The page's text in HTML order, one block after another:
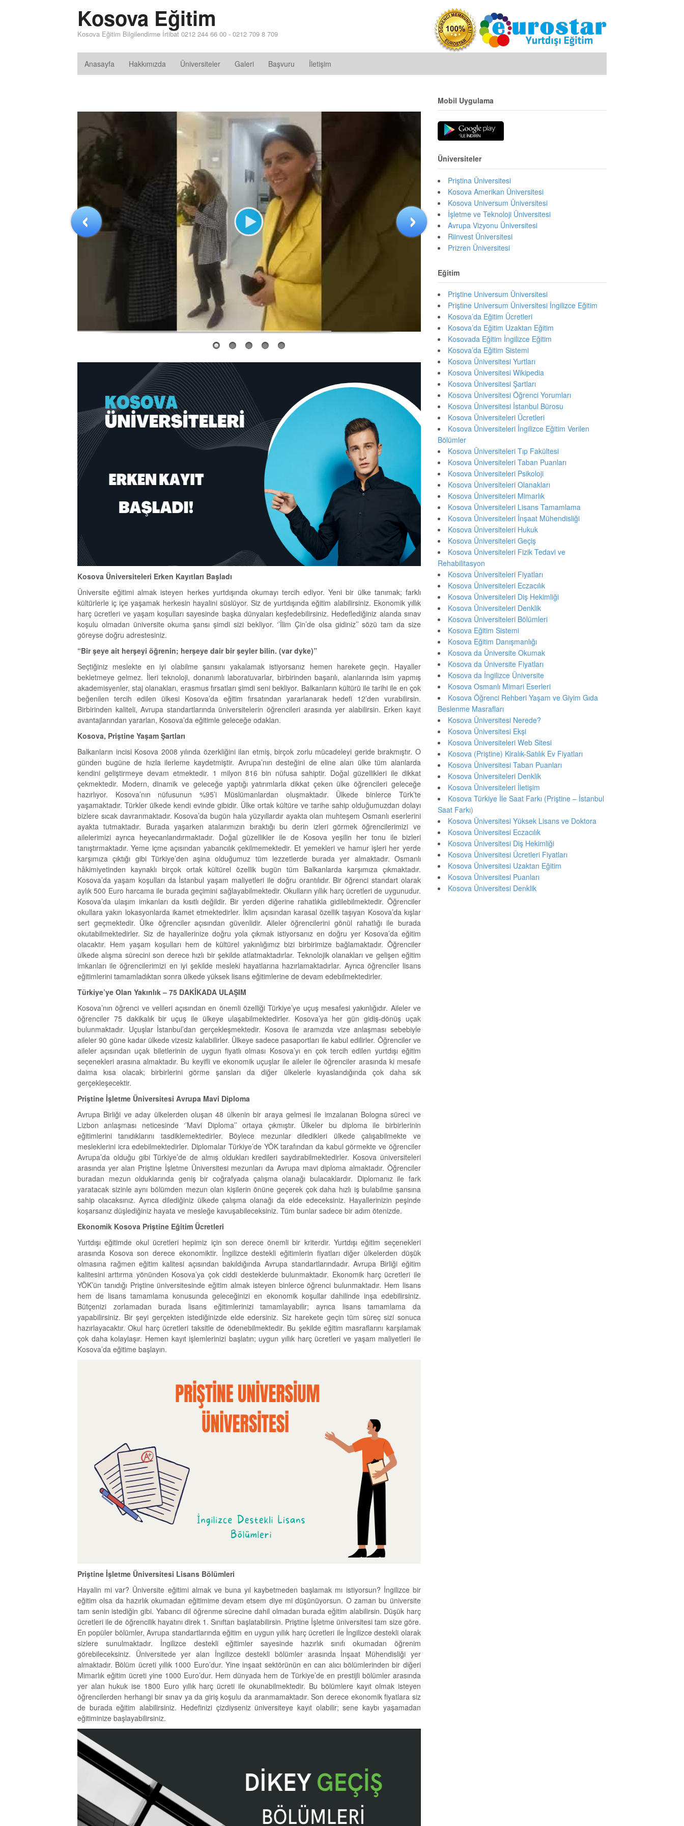
Kosova Eğitim
Kosova Eğitim Bilgilendirme İrtibat 0212 244 66 00 - 0212 709 8 709
Anasayfa Hakkımızda Üniversiteler Galeri Başvuru İletişim
Kosova Üniversiteleri Erken Kayıtları Başladı
Üniversite eğitimi almak isteyen herkes yurtdışında okumayı tercih ediyor. Yeni bir ülke tanımak; farklı
kültürlerle iç içe yaşamak herkesin hayalini süslüyor. Siz de yurtdışında eğitim alabilirsiniz. Ekonomik yıllık
harç ücretleri ve yaşam koşulları sayesinde başka dünyaları keşfedebilirsiniz. Hedeflediğiniz alanda sınav
koşulu olmadan üniversite okuma şansı şimdi sizi bekliyor. ‘’İlim Çin’de olsa gidiniz’’ sözü tam da size
göreyse doğru adrestesiniz.
“Bir şeye ait herşeyi öğrenin; herşeye dair bir şeyler bilin. (var dyke)”
Seçtiğiniz meslekte en iyi olabilme şansını yakalamak istiyorsanız hemen harekete geçin. Hayaller
bekletmeye gelmez. İleri teknoloji, donanımlı laboratuvarlar, birbirinden başarılı, alanlarında isim yapmış
akademisyenler, staj olanakları, erasmus fırsatları şimdi seni bekliyor. Balkanların kültürü ile tarihi ile en çok
beğenilen tercih edilen ülkesi Kosova’da eğitim fırsatından yararlanarak hedefi 12’den vurabilirsin.
Birbirinden kaliteli, Avrupa standartlarında üniversitelerin öğrencileri arasında yer alabilirsin. Erken kayıt
avantajlarından yararlan, Kosova’da eğitimle geleceğe odaklan.
Kosova, Priştine Yaşam Şartları
Balkanların incisi Kosova 2008 yılında özerkliğini ilan etmiş, birçok zorlu mücadeleyi geride bırakmıştır. O
günden bugüne de hızla ilerleme kaydetmiştir. Avrupa’nın desteğini de eline alan ülke tüm alanlarda
kendini geliştirmeye devam etmektedir. 1 milyon 816 bin nüfusa sahiptir. Doğal güzellikleri ile dikkat
çekmektedir. Modern, dinamik ve geleceğe yaptığı yatırımlarla dikkat çeken ülke öğrencileri geleceğe
hazırlıyor. Kosova’nın nüfusunun %95’i Müslümanlardan oluşmaktadır. Ülkede binlerce Türk’te
yaşamaktadır. Türkler ülkede kendi evinde gibidir. Ülke ortak kültüre ve tarihe sahip olduğumuzdan dolayı
bizlere sıcak davranmaktadır. Kosova’da bugün hala yüzyıllardır ayakta olan muhteşem Osmanlı eserlerini
ayakta tutmaktadır. Burada yaşarken atalarımızın bıraktığı bu derin izleri görmek öğrencilerimizi ve
ailelerimizi ayrıca heyecanlandırmaktadır. Doğal güzellikler ile de Kosova yeşilin her tonu ile bizleri
tanıştırmaktadır. Yeme içme açısından yabancılık çekilmemektedir. Et yemekleri ve hamur işleri her yerde
karşımıza çıktığı gibi Türkiye’den aşina olduğumuz tüm lezzetlerde burada yer almaktadır. Osmanlı
hâkimiyetinden kaynaklı birçok ortak kültürel özellik bugün tüm Balkanlarda karşımıza çıkmaktadır.
Kosova’da yaşam koşulları da İstanbul yaşam maliyetleri ile doğru orantılıdır. Bir öğrenci standart olarak
aylık 500 Euro harcama ile burada geçimini sağlayabilmektedir. Okulların yıllık harç ücretleri de uygunudur.
Kosova’da ulaşım imkanları da kısıtlı değildir. Bir yerden diğerine rahatlıkla gidilebilmektedir. Öğrenciler
okullara yakın lokasyonlarda ikamet etmektedirler. İklim açısından karasal özellik taşıyan Kosova’da kışlar
sert geçmektedir. Ülke öğrenciler açısından güvenlidir. Aileler öğrencilerini gönül rahatlığı ile burada
okutabilmektedirler. Siz de hayallerinize doğru yola çıkmak istiyorsanız en doğru yer Kosova’da eğitim
olacaktır. Hem yaşam koşulları hem de kültürel yakınlığımız bizi birbirimize bağlamaktadır. Öğrenciler
ülkede alışma sürecini son derece hızlı bir şekilde atlatmaktadırlar. Teknolojik olanakları ve gelişen eğitim
imkanları ile öğrencilerimizi en iyi şekilde mesleki hayatlarına hazırlamaktadırlar. Ayrıca öğrenciler lisans
eğitimlerini tamamladıktan sonra ülkede yüksek lisans eğitimlerine de devam edebilmektedirler.
Türkiye’ye Olan Yakınlık – 75 DAKİKADA ULAŞIM
Kosova’nın öğrenci ve velileri açısından en önemli özelliği Türkiye’ye uçuş mesafesi yakınlığıdır. Aileler ve
öğrenciler 75 dakikalık bir uçuş ile ülkeye ulaşabilmektedirler. Kosova’ya her gün gidiş-dönüş uçak
bulunmaktadır. Uçuşlar İstanbul’dan gerçekleşmektedir. Kosova ile aramızda vize anlaşması sebebiyle
aileler 90 güne kadar ülkede vizesiz kalabilirler. Ülkeye sadece pasaportları ile kabul edilirler. Öğrenciler ve
aileler açısından uçak biletlerinin de uygun fiyatlı olması Kosova’yı en çok tercih edilen yurtdışı eğitim
seçenekleri arasına almaktadır. Bu keyifli ve ekonomik uçuşlar ile aileler ile öğrenciler arasında ki mesafe
daima kısa olacak; birbirlerini görme şansları da diğer ülkelerle kıyaslandığında çok daha sık
gerçekleşecektir.
Priştine İşletme Üniversitesi Avrupa Mavi Diploma
Avrupa Birliği ve aday ülkelerden oluşan 48 ülkenin bir araya gelmesi ile imzalanan Bologna süreci ve
Lizbon anlaşması neticesinde ‘’Mavi Diploma’’ ortaya çıkmıştır. Ülkeler bu diploma ile birbirlerinin
eğitimlerini tanıdıklarını tasdiklemektedirler. Böylece mezunlar diledikleri ülkede çalışabilmekte ve
mesleklerini icra edebilmektedirler. Diplomalar Türkiye’de YÖK tarafından da kabul görmekte ve öğrenciler
Avrupa’da olduğu gibi Türkiye’de de almış oldukları kredileri saydırabilmektedirler. Kosova üniversiteleri
arasında yer alan Priştine İşletme Üniversitesi mezunları da Avrupa mavi diploma almaktadır. Öğrenciler
buradan mezun olduklarında geniş bir coğrafyada çalışma olanağı bulacaklardır. Diplomanız ile fark
yaratacak sizinle aynı bölümden mezun olan kişilerin önüne geçerek çok daha hızlı iş bulabilme şansına
sahip olacaksınız. Ayrıca dilediğiniz ülkede çalışma olanağı da elde edeceksiniz. Hayallerinizin peşinde
koşarsanız düşlediğiniz hayata ve mesleğe kavuşabileceksiniz. Tüm bunlar sadece bir adım ötenizde.
Ekonomik Kosova Priştine Eğitim Ücretleri
Yurtdışı eğitimde okul ücretleri hepimiz için son derece önemli bir kriterdir. Yurtdışı eğitim seçenekleri
arasında Kosova son derece ekonomiktir. İngilizce destekli eğitimlerin fiyatları diğer ülkelerden düşük
olmasına rağmen eğitim kalitesi açısından bakıldığında Avrupa standartlarındadır. Avrupa Birliği eğitim
kalitesini arttırma yönünden Kosova’ya çok ciddi desteklerde bulunmaktadır. Ekonomik harç ücretleri ile
YÖK’ün tanıdığı Priştine üniversitesinde eğitim almak isteyen binlerce öğrenci bulunmaktadır. Hem lisans
hem de lisans tamamlama konusunda geleceğinizi en ekonomik koşullar dahilinde inşa edebilirsiniz.
Bütçenizi zorlamadan burada lisans eğitimlerinizi tamamlayabilir; ayrıca lisans tamamlama da
yapabilirsiniz. Bir şeyi gerçekten istediğinizde elde edersiniz. Siz harekete geçin tüm süreç sizi sonuca
hazırlayacaktır. Okul harç ücretleri taksitle de ödenebilmektedir. Bu şekilde eğitim masraflarını karşılamak
çok daha kolaylaşır. Hemen kayıt işlemlerinizi başlatın; uygun yıllık harç ücretleri ve yaşam maliyetleri ile
Kosova’da eğitime başlayın.
Priştine İşletme Üniversitesi Lisans Bölümleri
Hayalin mi var? Üniversite eğitimi almak ve buna yıl kaybetmeden başlamak mı istiyorsun? İngilizce bir
eğitim olsa da hazırlık okumadan eğitimime devam etsem diye mi düşünüyorsun. O zaman bu üniversite
tam senin istediğin gibi. Yabancı dil öğrenme sürecine dahil olmadan burada eğitim alabilirsin. Düşük harç
ücretleri ile de öğrencilik hayatını direk 1. Sınıftan başlatabilirsin. Priştine İşletme üniversitesi tam size göre.
En popüler bölümler, Avrupa standartlarında eğitim en uygun yıllık harç ücretleri ile İngilizce destekli olarak
sizlere sunulmaktadır. İngilizce destekli eğitimler sayesinde hazırlık sınıfı okumadan öğrenim
görebileceksiniz. Üniversitede yer alan İngilizce destekli bölümler arasında İnşaat Mühendisliği yer
almaktadır. Bölüm ücreti yıllık 1000 Euro’dur. Yine inşaat sektörünün en can alıcı bölümlerinden bir diğeri
Mimarlık eğitim ücreti yine 1000 Euro’dur. Hem dünyada hem de Türkiye’de en prestijli bölümler arasında
yer alan hukuk ise 1800 Euro yıllık harç ücreti ile okunabilmektedir. Bu bölümlere kayıt olmak isteyen
öğrencilerden herhangi bir sınav ya da giriş koşulu da aranmamaktadır. Son derece ekonomik fiyatlara siz
de burada eğitim alabilirsiniz. Hedefinizi çizdiyseniz üniversiteye kayıt olabilir; sene kaybı yaşamadan
eğitiminize başlayabilirsiniz.
Mobil Uygulama
Üniversiteler
Priştina Üniversitesi
Kosova Amerikan Üniversitesi
Kosova Universum Üniversitesi
İşletme ve Teknoloji Üniversitesi
Avrupa Vizyonu Üniversitesi
Riinvest Üniversitesi
Prizren Üniversitesi
Eğitim
Priştine Universum Üniversitesi
Priştine Universum Üniversitesi İngilizce Eğitim
Kosova’da Eğitim Ücretleri
Kosova’da Eğitim Uzaktan Eğitim
Kosovada Eğitim İngilizce Eğitim
Kosova’da Eğitim Sistemi
Kosova Üniversitesi Yurtları
Kosova Üniversitesi Wikipedia
Kosova Üniversitesi Şartları
Kosova Üniversitesi Öğrenci Yorumları
Kosova Üniversitesi İstanbul Bürosu
Kosova Üniversiteleri Ücretleri
Kosova Üniversiteleri İngilizce Eğitim Verilen
Bölümler
Kosova Üniversiteleri Tıp Fakültesi
Kosova Üniversiteleri Taban Puanları
Kosova Üniversiteleri Psikoloji
Kosova Üniversiteleri Olanakları
Kosova Üniversiteleri Mimarlık
Kosova Üniversiteleri Lisans Tamamlama
Kosova Üniversiteleri İnşaat Mühendisliği
Kosova Üniversiteleri Hukuk
Kosova Üniversiteleri Geçiş
Kosova Üniversiteleri Fizik Tedavi ve
Rehabilitasyon
Kosova Üniversiteleri Fiyatları
Kosova Üniversiteleri Eczacılık
Kosova Üniversiteleri Diş Hekimliği
Kosova Üniversiteleri Denklik
Kosova Üniversiteleri Bölümleri
Kosova Eğitim Sistemi
Kosova Eğitim Danışmanlığı
Kosova da Üniversite Okumak
Kosova da Üniversite Fiyatları
Kosova da İngilizce Üniversite
Kosova Osmanlı Mimari Eserleri
Kosova Öğrenci Rehberi Yaşam ve Giyim Gıda
Beslenme Masrafları
Kosova Üniversitesi Nerede?
Kosova Üniversitesi Ekşi
Kosova Üniversiteleri Web Sitesi
Kosova (Priştine) Kiralık-Satılık Ev Fiyatları
Kosova Üniversitesi Taban Puanları
Kosova Üniversiteleri Denklik
Kosova Üniversiteleri İletişim
Kosova Türkiye İle Saat Farkı (Priştine – İstanbul
Saat Farkı)
Kosova Üniversitesi Yüksek Lisans ve Doktora
Kosova Üniversitesi Eczacılık
Kosova Üniversitesi Diş Hekimliği
Kosova Üniversitesi Ücretleri Fiyatları
Kosova Üniversitesi Uzaktan Eğitim
Kosova Üniversitesi Puanları
Kosova Üniversitesi Denklik